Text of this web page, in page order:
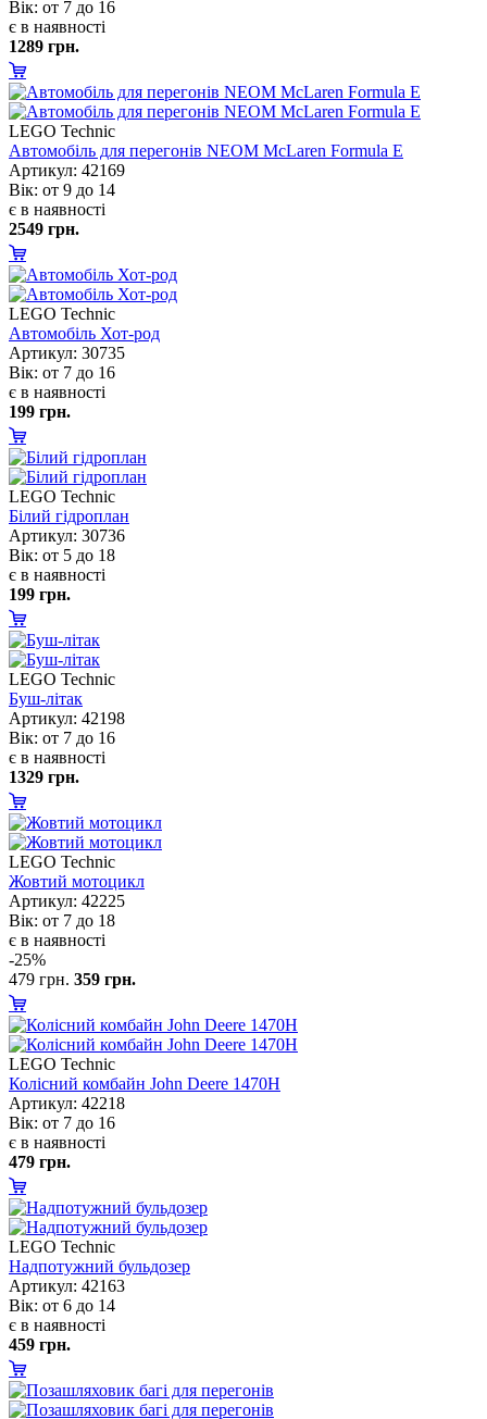
ік: от 7 до 16
є в наявності
1289 грн.
LEGO Technic
Автомобіль для перегонів NEOM McLaren Formula E
Артикул: 42169
ік: от 9 до 14
є в наявності
2549 грн.
LEGO Technic
Автомобіль Хот-род
Артикул: 30735
ік: от 7 до 16
є в наявності
199 грн.
LEGO Technic
Білий гідроплан
Артикул: 30736
ік: от 5 до 18
є в наявності
199 грн.
LEGO Technic
Буш-літак
Артикул: 42198
ік: от 7 до 16
є в наявності
1329 грн.
LEGO Technic
Жовтий мотоцикл
Артикул: 42225
ік: от 7 до 18
є в наявності
-25%
479 грн. 359 грн.
LEGO Technic
Колісний комбайн John Deere 1470H
Артикул: 42218
ік: от 7 до 16
є в наявності
479 грн.
LEGO Technic
Надпотужний бульдозер
Артикул: 42163
ік: от 6 до 14
є в наявності
459 грн.